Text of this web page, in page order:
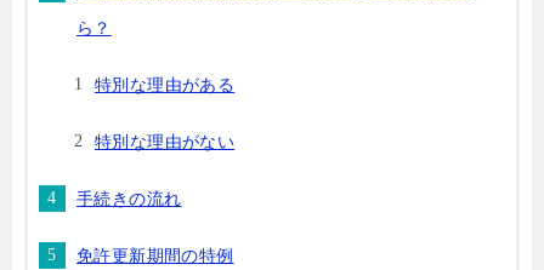
ら？
特別な理由がある
特別な理由がない
手続きの流れ
免許更新期間の特例